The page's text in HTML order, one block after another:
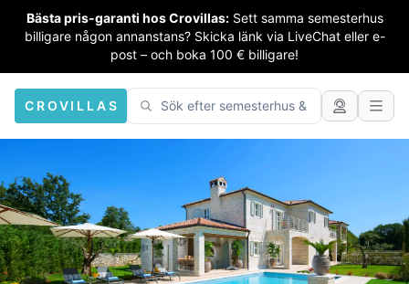
Bästa pris-garanti hos Crovillas: Sett samma semesterhus
billigare någon annanstans? Skicka länk via LiveChat eller e-
post – och boka 100 € billigare!
CROVILLAS